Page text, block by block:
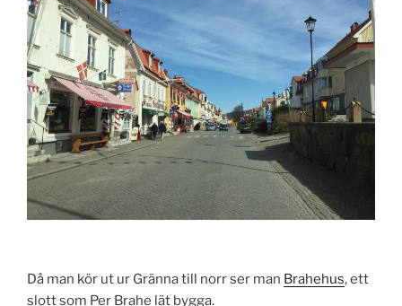
Då man kör ut ur Gränna till norr ser man Brahehus, ett
slott som Per Brahe lät bygga.